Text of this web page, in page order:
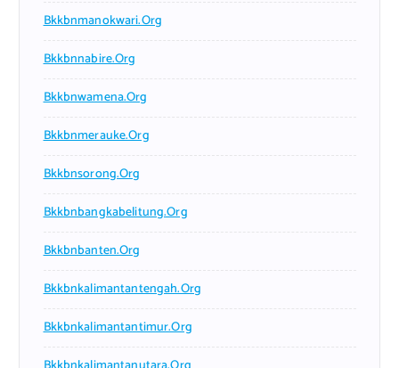
Bkkbnmanokwari.org
Bkkbnnabire.org
Bkkbnwamena.org
Bkkbnmerauke.org
Bkkbnsorong.org
Bkkbnbangkabelitung.org
Bkkbnbanten.org
Bkkbnkalimantantengah.org
Bkkbnkalimantantimur.org